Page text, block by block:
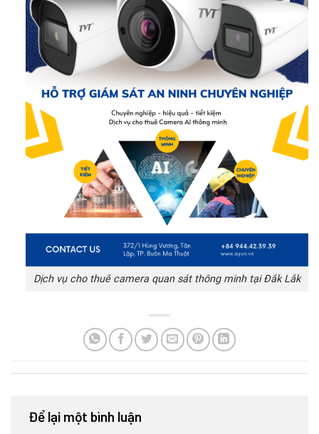
Dịch vụ cho thuê camera quan sát thông minh tại Đắk Lắk
Để lại một bình luận